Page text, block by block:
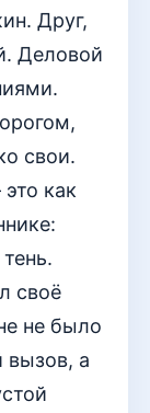
Друг,
Деловой
свои.
как
своё
не было
вызов, а